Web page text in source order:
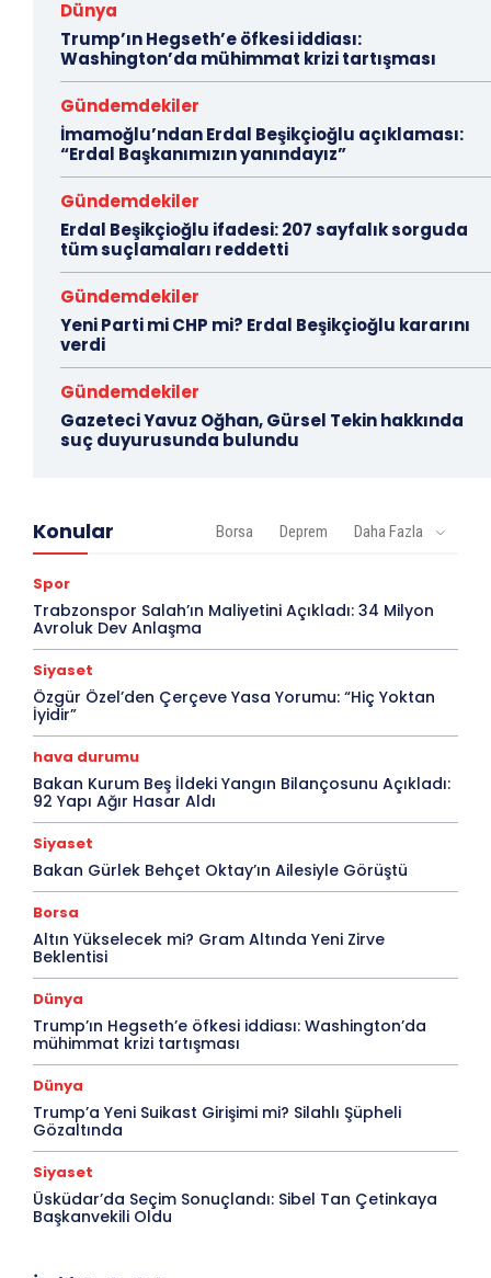
Dünya
Trump’ın Hegseth’e öfkesi iddiası:
Washington’da mühimmat krizi tartışması
Gündemdekiler
İmamoğlu’ndan Erdal Beşikçioğlu açıklaması:
“Erdal Başkanımızın yanındayız”
Gündemdekiler
Erdal Beşikçioğlu ifadesi: 207 sayfalık sorguda
tüm suçlamaları reddetti
Gündemdekiler
Yeni Parti mi CHP mi? Erdal Beşikçioğlu kararını
verdi
Gündemdekiler
Gazeteci Yavuz Oğhan, Gürsel Tekin hakkında
suç duyurusunda bulundu
Konular Borsa Deprem Daha Fazla
Spor
Trabzonspor Salah’ın Maliyetini Açıkladı: 34 Milyon
Avroluk Dev Anlaşma
Siyaset
Özgür Özel’den Çerçeve Yasa Yorumu: “Hiç Yoktan
İyidir”
hava durumu
Bakan Kurum Beş İldeki Yangın Bilançosunu Açıkladı:
92 Yapı Ağır Hasar Aldı
Siyaset
Bakan Gürlek Behçet Oktay’ın Ailesiyle Görüştü
Borsa
Altın Yükselecek mi? Gram Altında Yeni Zirve
Beklentisi
Dünya
Trump’ın Hegseth’e öfkesi iddiası: Washington’da
mühimmat krizi tartışması
Dünya
Trump’a Yeni Suikast Girişimi mi? Silahlı Şüpheli
Gözaltında
Siyaset
Üsküdar’da Seçim Sonuçlandı: Sibel Tan Çetinkaya
Başkanvekili Oldu